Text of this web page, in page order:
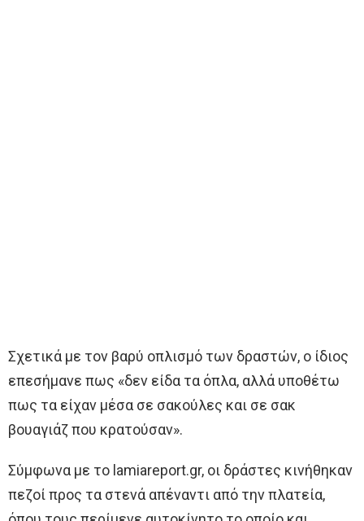
Σχετικά με τον βαρύ οπλισμό των δραστών, ο ίδιος
επεσήμανε πως «δεν είδα τα όπλα, αλλά υποθέτω
πως τα είχαν μέσα σε σακούλες και σε σακ
βουαγιάζ που κρατούσαν».
Σύμφωνα με το lamiareport.gr, οι δράστες κινήθηκαν
πεζοί προς τα στενά απέναντι από την πλατεία,